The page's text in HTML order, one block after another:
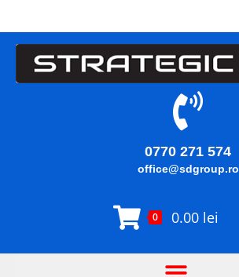
0770 271 574
office@sdgroup.ro
0 0.00 lei